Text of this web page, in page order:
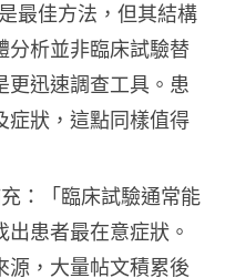
最佳方法，但其結構
分析並非臨床試驗替
更迅速調查工具。患
症狀，這點同樣值得
：「臨床試驗通常能
患者最在意症狀。
源，大量帖文積累後